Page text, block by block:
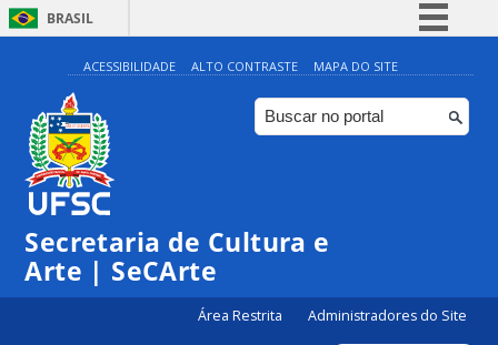
BRASIL
Simplifique!
Comunica BR
Participe
ACESSIBILIDADE ALTO CONTRASTE MAPA DO SITE
Secretaria de Cultura e
Arte | SeCArte
Área Restrita Administradores do Site